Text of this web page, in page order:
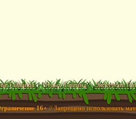
Тайланда Отдых Тайланд Экскурсии
16+// Запрещено использовать